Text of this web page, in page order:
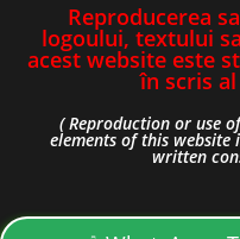
Reproducerea
logoului, textului
acest website este
în scris
( Reproduction or use
elements of this
written